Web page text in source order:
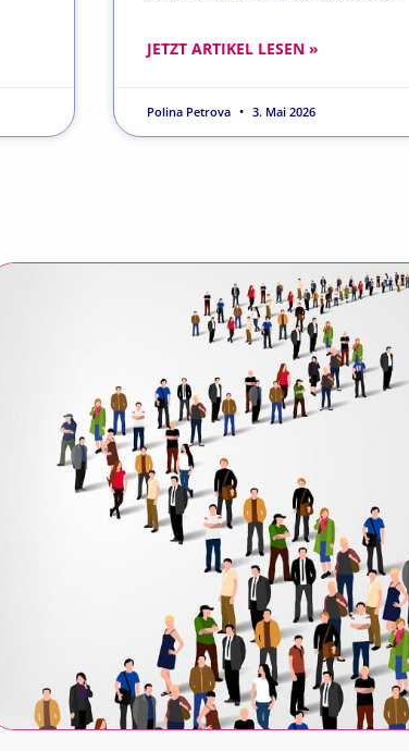
JETZT ARTIKEL LESEN »
Polina Petrova 3. Mai 2026